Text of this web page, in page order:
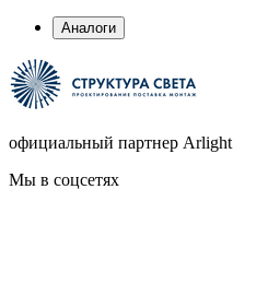
Аналоги
официальный партнер Arlight
Мы в соцсетях